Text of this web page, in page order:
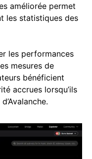
améliorée permet
les statistiques des
les performances
mesures de
bénéficient
accrues lorsqu’ils